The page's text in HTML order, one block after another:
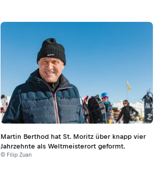
Martin Berthod hat St. Moritz über knapp vier
Jahrzehnte als Weltmeisterort geformt.
© Filip Zuan